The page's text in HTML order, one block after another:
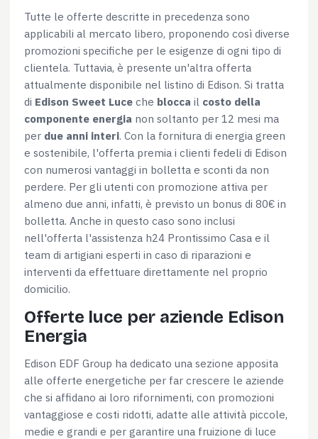
Tutte le offerte descritte in precedenza sono
applicabili al mercato libero, proponendo così diverse
promozioni specifiche per le esigenze di ogni tipo di
clientela. Tuttavia, è presente un'altra offerta
attualmente disponibile nel listino di Edison. Si tratta
di Edison Sweet Luce che blocca il costo della
componente energia non soltanto per 12 mesi ma
per due anni interi. Con la fornitura di energia green
e sostenibile, l'offerta premia i clienti fedeli di Edison
con numerosi vantaggi in bolletta e sconti da non
perdere. Per gli utenti con promozione attiva per
almeno due anni, infatti, è previsto un bonus di 80€ in
bolletta. Anche in questo caso sono inclusi
nell'offerta l'assistenza h24 Prontissimo Casa e il
team di artigiani esperti in caso di riparazioni e
interventi da effettuare direttamente nel proprio
domicilio.
Offerte luce per aziende Edison
Energia
Edison EDF Group ha dedicato una sezione apposita
alle offerte energetiche per far crescere le aziende
che si affidano ai loro rifornimenti, con promozioni
vantaggiose e costi ridotti, adatte alle attività piccole,
medie e grandi e per garantire una fruizione di luce